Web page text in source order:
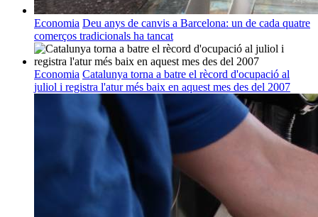
Economia Deu anys de canvis a Barcelona: un de cada quatre
comerços tradicionals ha tancat
Economia Catalunya torna a batre el rècord d'ocupació al
juliol i registra l'atur més baix en aquest mes des del 2007